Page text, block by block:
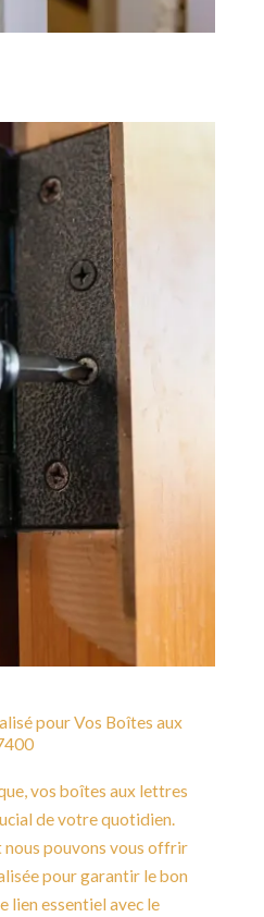
pour Vos Boîtes aux
vos boîtes aux lettres
de votre quotidien.
nous pouvons vous offrir
pour garantir le bon
lien essentiel avec le